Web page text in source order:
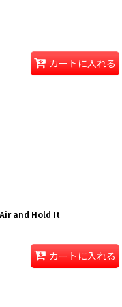
カートに入れる
and Hold It
カートに入れる